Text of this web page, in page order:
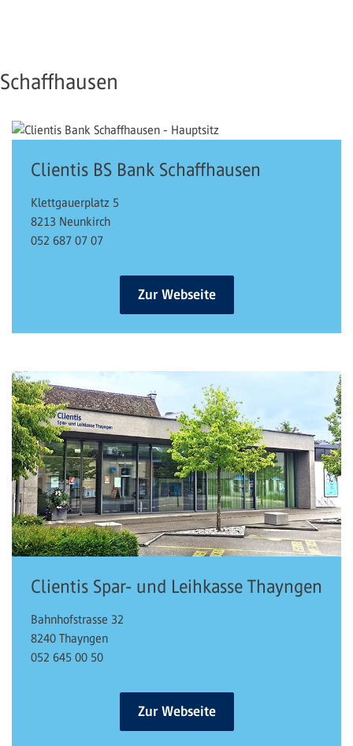
Schaffhausen
Clientis BS Bank Schaffhausen
Klettgauerplatz 5
8213 Neunkirch
052 687 07 07
Zur Webseite
Clientis Spar- und Leihkasse Thayngen
Bahnhofstrasse 32
8240 Thayngen
052 645 00 50
Zur Webseite